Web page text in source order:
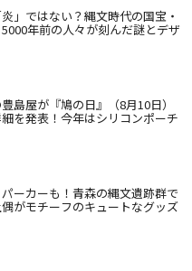
」ではない？縄文時代の国宝・
年前の人々が刻んだ謎とデザ
島屋が『鳩の日』（8月10日）
を発表！今年はシリコンポーチ
ーカーも！青森の縄文遺跡群で
がモチーフのキュートなグッズ